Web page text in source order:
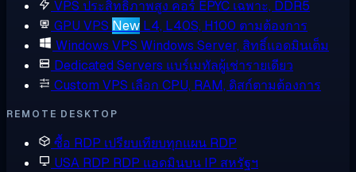
VPS ประสิทธิภาพสูง คอร์ EPYC เฉพาะ, DDR5
GPU VPS New L4, L40S, H100 ตามต้องการ
Windows VPS Windows Server, สิทธิ์แอดมินเต็ม
Dedicated Servers แบร์เมทัลผู้เช่ารายเดียว
Custom VPS เลือก CPU, RAM, ดิสก์ตามต้องการ
REMOTE DESKTOP
ซื้อ RDP เปรียบเทียบทุกแผน RDP
USA RDP RDP แอดมินบน IP สหรัฐฯ